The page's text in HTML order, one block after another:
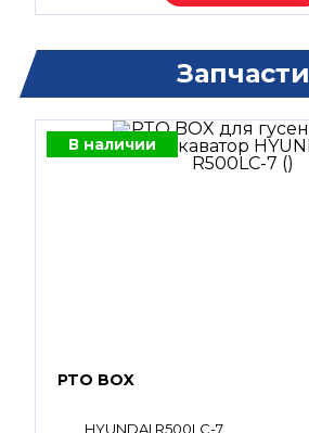
Запчасти
В наличии
PTO BOX
HYUNDAI R500LC-7